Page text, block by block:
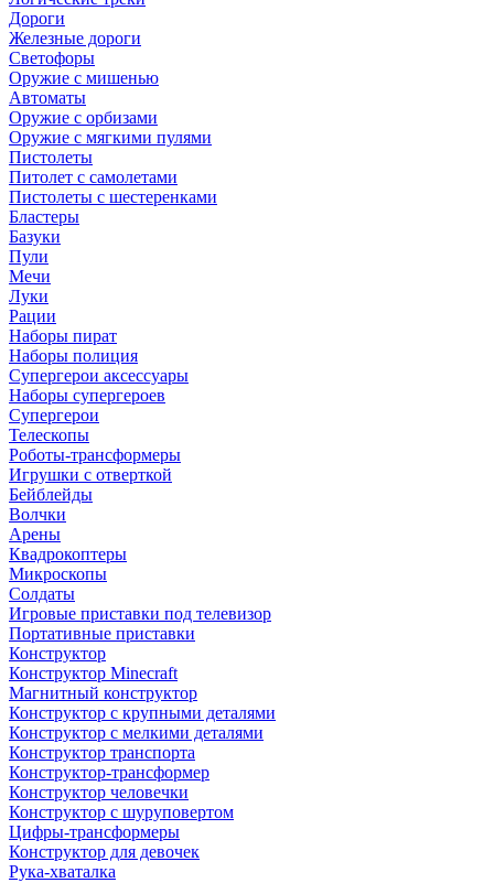
Дороги
Железные дороги
Светофоры
Оружие с мишенью
Автоматы
Оружие с орбизами
Оружие с мягкими пулями
Пистолеты
Питолет с самолетами
Пистолеты с шестеренками
Бластеры
Базуки
Пули
Мечи
Луки
Рации
Наборы пират
Наборы полиция
Супергерои аксессуары
Наборы супергероев
Супергерои
Телескопы
Роботы-трансформеры
Игрушки с отверткой
Бейблейды
Волчки
Арены
Квадрокоптеры
Микроскопы
Солдаты
Игровые приставки под телевизор
Портативные приставки
Конструктор
Конструктор Minecraft
Магнитный конструктор
Конструктор с крупными деталями
Конструктор с мелкими деталями
Конструктор транспорта
Конструктор-трансформер
Конструктор человечки
Конструктор с шуруповертом
Цифры-трансформеры
Конструктор для девочек
Рука-хваталка